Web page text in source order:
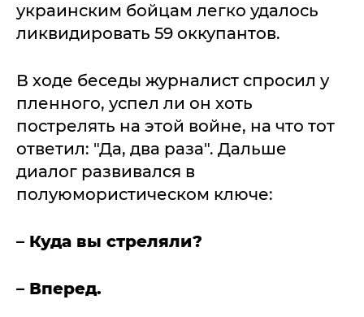
украинским бойцам легко удалось
ликвидировать 59 оккупантов.
В ходе беседы журналист спросил у
пленного, успел ли он хоть
пострелять на этой войне, на что тот
ответил: "Да, два раза". Дальше
диалог развивался в
полуюмористическом ключе:
– Куда вы стреляли?
– Вперед.